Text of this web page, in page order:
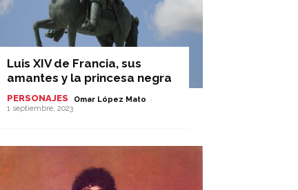
Luis XIV de Francia, sus
amantes y la princesa negra
PERSONAJES Omar López Mato -
1 septiembre, 2023